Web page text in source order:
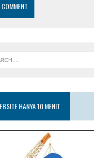
HANYA 10 MENIT